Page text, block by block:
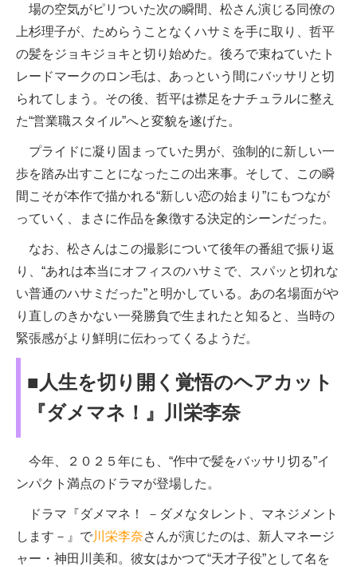
場の空気がピリついた次の瞬間、松さん演じる同僚の
上杉理子が、ためらうことなくハサミを手に取り、哲平
の髪をジョキジョキと切り始めた。後ろで束ねていたト
レードマークのロン毛は、あっという間にバッサリと切
られてしまう。その後、哲平は襟足をナチュラルに整え
た“営業職スタイル”へと変貌を遂げた。
プライドに凝り固まっていた男が、強制的に新しい一
歩を踏み出すことになったこの出来事。そして、この瞬
間こそが本作で描かれる“新しい恋の始まり”にもつなが
っていく、まさに作品を象徴する決定的シーンだった。
なお、松さんはこの撮影について後年の番組で振り返
り、“あれは本当にオフィスのハサミで、スパッと切れな
い普通のハサミだった”と明かしている。あの名場面がや
り直しのきかない一発勝負で生まれたと知ると、当時の
緊張感がより鮮明に伝わってくるようだ。
■人生を切り開く覚悟のヘアカット
『ダメマネ！』川栄李奈
今年、２０２５年にも、“作中で髪をバッサリ切る”イ
ンパクト満点のドラマが登場した。
ドラマ『ダメマネ！ －ダメなタレント、マネジメント
します－』で川栄李奈さんが演じたのは、新人マネージ
ャー・神田川美和。彼女はかつて“天才子役”として名を